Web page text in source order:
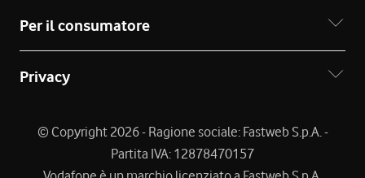
Per il consumatore
Privacy
© Copyright 2026 - Ragione sociale: Fastweb S.p.A. -
Partita IVA: 12878470157